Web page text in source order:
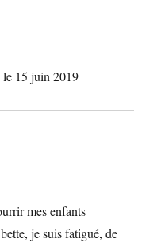
le 15 juin 2019
mes enfants
je suis fatigué, de